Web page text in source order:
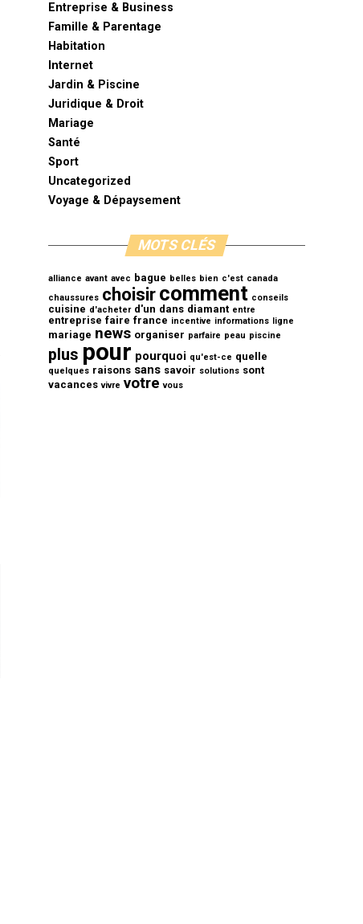
Entreprise & Business
Famille & Parentage
Habitation
Internet
Jardin & Piscine
Juridique & Droit
Mariage
Santé
Sport
Uncategorized
Voyage & Dépaysement
MOTS CLÉS
alliance avant avec bague belles bien c'est canada
chaussures choisircomment conseils
cuisine d'acheter d'un dans diamant entre
entreprise faire france incentive informations ligne
mariage news organiser parfaire peau piscine
plus pour pourquoi qu'est-ce quelle
quelques raisons sans savoir solutions sont
vacances vivre votre vous